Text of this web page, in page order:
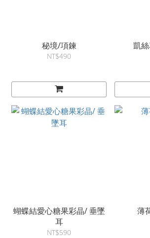
秘境/項鍊
NT$490
凱
蝴蝶結愛心糖果彩晶/ 垂墜
耳
NT$590
薄